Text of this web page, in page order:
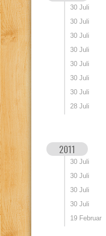
30 Juli
30 Juli
30 Juli
30 Juli
30 Juli
30 Juli
30 Juli
28 Juli
2011
30 Juli
30 Juli
30 Juli
30 Juli
19 Februar